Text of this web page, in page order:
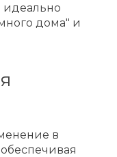
дома" и
в